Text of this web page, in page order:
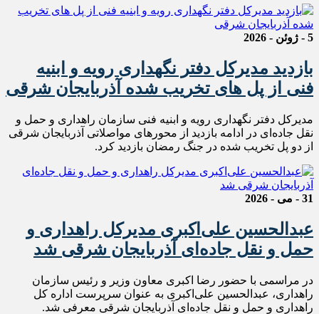
5 - ژوئن - 2026
بازدید مدیرکل دفتر نگهداری رویه و ابنیه
فنی از پل های تخریب شده آذربایجان شرقی
مدیرکل دفتر نگهداری رویه و ابنیه فنی سازمان راهداری و حمل و
نقل جاده‌ای در ادامه بازدید از محورهای مواصلاتی آذربایجان شرقی
از دو‌ پل تخریب شده در جنگ رمضان بازدید کرد.
31 - می - 2026
عبدالحسین علی‌اکبری مدیرکل راهداری و
حمل و نقل جاده‌ای آذربایجان شرقی شد
در مراسمی با حضور رضا اکبری معاون وزیر و رئیس سازمان
راهداری، عبدالحسین علی‌اکبری به عنوان سرپرست اداره کل
راهداری و حمل و نقل جاده‌ای آذربایجان شرقی معرفی شد‌.